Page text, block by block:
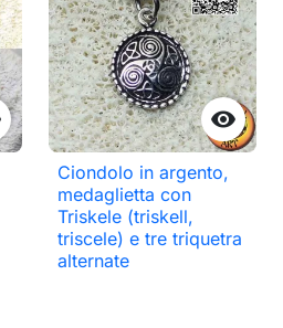

Ciondolo in argento,
medaglietta con
Triskele (triskell,
triscele) e tre triquetra
alternate